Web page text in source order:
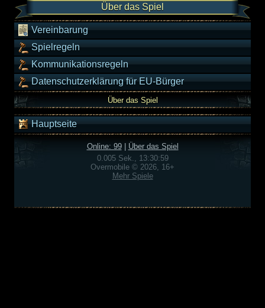
Über das Spiel
Vereinbarung
Spielregeln
Kommunikationsregeln
Datenschutzerklärung für EU-Bürger
Über das Spiel
Hauptseite
Online: 99| Über das Spiel
0.005 Sek., 13:30:59
Overmobile © 2026, 16+
Mehr Spiele